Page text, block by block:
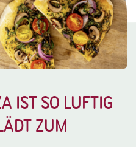
IST SO LUFTIG
ZUM